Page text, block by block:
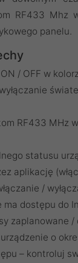
RF433 Mhz
panelu.
/ OFF w
RF433 MHz
statusu
aplikację
/
ma dostępu do
zaplanowane
urządzenie o
– kontroluj